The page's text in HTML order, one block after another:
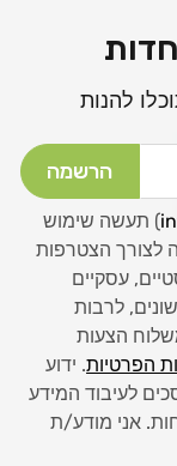
להנות
הרשמה
) תעשה שימוש
לצורך הצטרפות
עסקיים
לרבות
הצעות
הפרטיות. ידוע
לעיבוד המידע
אני מודע/ת